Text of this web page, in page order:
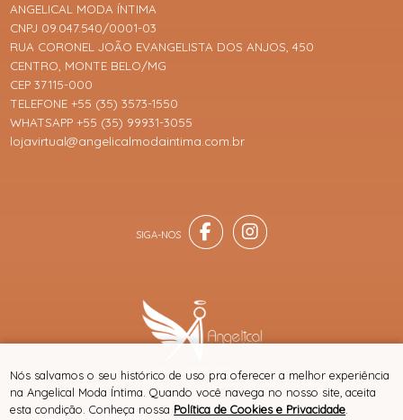
SITE 100% SEGURO PLATAFORMA B2B
ANGELICAL MODA ÍNTIMA
CNPJ 09.047.540/0001-03
RUA CORONEL JOÃO EVANGELISTA DOS ANJOS, 450
CENTRO, MONTE BELO/MG
CEP 37115-000
TELEFONE +55 (35) 3573-1550
WHATSAPP +55 (35) 99931-3055
lojavirtual@angelicalmodaintima.com.br
® TODOS DIREITOS RESERVADOS
Nós salvamos o seu histórico de uso pra oferecer a melhor experiência
na Angelical Moda Íntima. Quando você navega no nosso site, aceita
esta condição. Conheça nossa Política de Cookies e Privacidade